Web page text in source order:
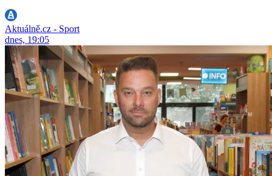
Aktuálně.cz - Sport
dnes, 19:05